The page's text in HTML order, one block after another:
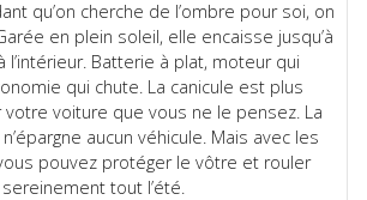
qu’on cherche de l’ombre pour soi, on
en plein soleil, elle encaisse jusqu’à
l’intérieur. Batterie à plat, moteur qui
qui chute. La canicule est plus
voiture que vous ne le pensez. La
aucun véhicule. Mais avec les
pouvez protéger le vôtre et rouler
sereinement tout l’été.